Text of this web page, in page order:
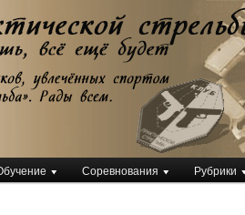
стрельбы
Соревнования Рубрики